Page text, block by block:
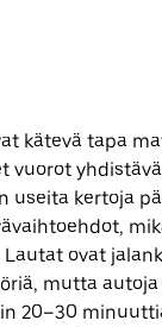
kätevä tapa
vuorot
useita kertoja
ovat
mutta
20–30